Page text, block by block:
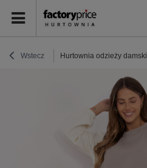
Wstecz Hurtownia odzieży